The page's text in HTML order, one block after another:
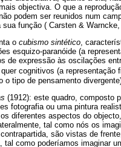
objectiva. O que a
podem ser reunidos num
função ( Carsten & Warncke,
o cubismo sintético ,
esquizo-paranóide (a
de expressão às oscilações
cognitivos (a representação
tipo de pensamento
(1912): este quadro, composto
fotografia ou uma pintura
diferentes aspectos do
tal como nós os
são vistas de
como poderíamos imaginar